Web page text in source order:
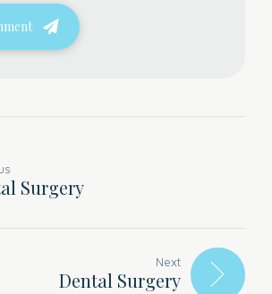
Surgery
Next
Dental Surgery